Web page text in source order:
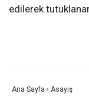
edilerek
Ana Sayfa › Asayiş